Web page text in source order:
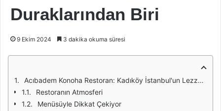
Duraklarından Biri
9 Ekim 2024 3 dakika okuma süresi
Acıbadem Konoha Restoran: Kadıköy İstanbul'un Lezzet Duraklarından Biri
Restoranın Atmosferi
Menüsüyle Dikkat Çekiyor